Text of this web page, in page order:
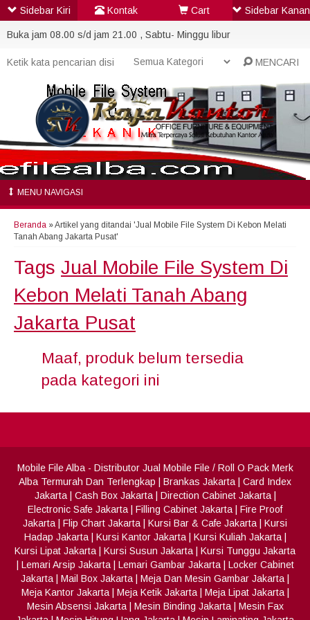
Buka jam 08.00 s/d jam 21.00 , Sabtu- Minggu libur
MENCARI
MENU NAVIGASI
Beranda »Artikel yang ditandai 'Jual Mobile File System Di Kebon Melati
Tanah Abang Jakarta Pusat'
Tags Jual Mobile File System Di
Kebon Melati Tanah Abang
Jakarta Pusat
Maaf, produk belum tersedia
pada kategori ini
Mobile File Alba- Distributor Jual Mobile File / Roll O Pack Merk
Alba Termurah Dan Terlengkap
Brankas Jakarta
Card Index
Jakarta| Cash Box Jakarta| Direction Cabinet Jakarta|
Electronic Safe Jakarta
Filling Cabinet Jakarta
Fire Proof
Jakarta
Flip Chart Jakarta Kursi Bar & Cafe Jakarta
Kursi
Hadap Jakarta| Kursi Kantor Jakarta| Kursi Kuliah Jakarta|
Kursi Lipat Jakarta
Kursi Susun Jakarta
Kursi Tunggu Jakarta
Lemari Arsip Jakarta| Lemari Gambar Jakarta| Locker Cabinet
Jakarta
Mail Box Jakarta Meja Dan Mesin Gambar Jakarta
Meja Kantor Jakarta| Meja Ketik Jakarta| Meja Lipat Jakarta|
Mesin Absensi Jakarta| Mesin Binding Jakarta| Mesin Fax
Sidebar Kiri Kontak Cart Sidebar Kanan